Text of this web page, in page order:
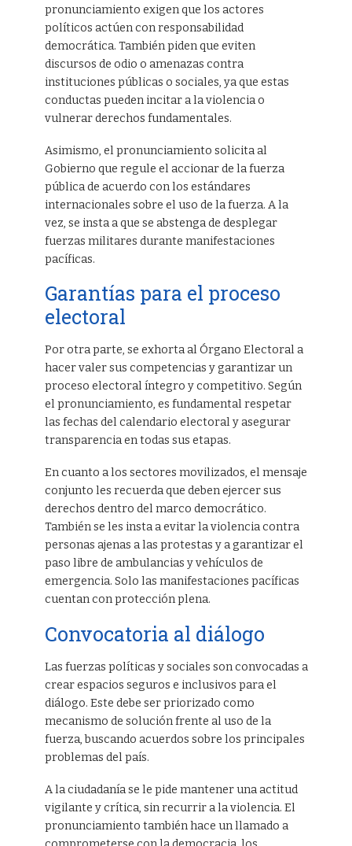
pronunciamiento exigen que los actores
políticos actúen con responsabilidad
democrática. También piden que eviten
discursos de odio o amenazas contra
instituciones públicas o sociales, ya que estas
conductas pueden incitar a la violencia o
vulnerar derechos fundamentales.
Asimismo, el pronunciamiento solicita al
Gobierno que regule el accionar de la fuerza
pública de acuerdo con los estándares
internacionales sobre el uso de la fuerza. A la
vez, se insta a que se abstenga de desplegar
fuerzas militares durante manifestaciones
pacíficas.
Garantías para el proceso
electoral
Por otra parte, se exhorta al Órgano Electoral a
hacer valer sus competencias y garantizar un
proceso electoral íntegro y competitivo. Según
el pronunciamiento, es fundamental respetar
las fechas del calendario electoral y asegurar
transparencia en todas sus etapas.
En cuanto a los sectores movilizados, el mensaje
conjunto les recuerda que deben ejercer sus
derechos dentro del marco democrático.
También se les insta a evitar la violencia contra
personas ajenas a las protestas y a garantizar el
paso libre de ambulancias y vehículos de
emergencia. Solo las manifestaciones pacíficas
cuentan con protección plena.
Convocatoria al diálogo
Las fuerzas políticas y sociales son convocadas a
crear espacios seguros e inclusivos para el
diálogo. Este debe ser priorizado como
mecanismo de solución frente al uso de la
fuerza, buscando acuerdos sobre los principales
problemas del país.
A la ciudadanía se le pide mantener una actitud
vigilante y crítica, sin recurrir a la violencia. El
pronunciamiento también hace un llamado a